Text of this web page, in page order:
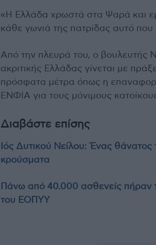
«Η Ελλάδα χρωστά στα Ψαρά και
κάθε γωνιά της πατρίδας αυτό
Από την πλευρά του, ο βουλευτής
ακριτικής Ελλάδας γίνεται με
πρόσφατα μέτρα όπως η
ΕΝΦΙΑ για τους μόνιμους
Διαβάστε επίσης
Ιός Δυτικού Νείλου: Ένας
κρούσματα
Πάνω από 40.000 ασθενείς πήραν
του ΕΟΠΥΥ